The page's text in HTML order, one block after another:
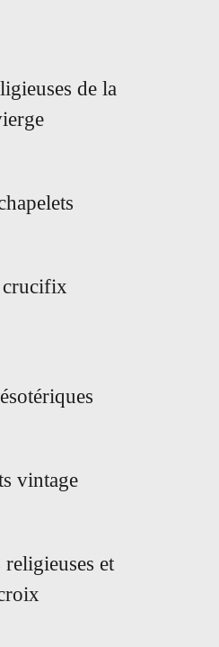
de la
crucifix
vintage
et